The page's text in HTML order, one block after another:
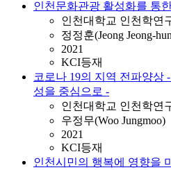
인천문화관광 활성화를 통
인천대학교 인천학연
정정훈(Jeong Jeong-
2021
KCI등재
코로나 19의 지역 전파양상
성을 중심으로 -
인천대학교 인천학연
우정무(Woo Jungmoo)
2021
KCI등재
인천시민의 행복에 영향을